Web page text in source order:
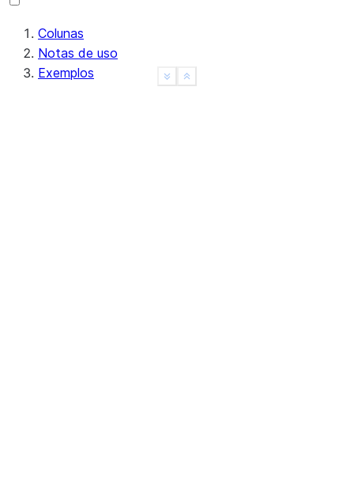
Show less
See more
Colunas
Notas de uso
Exemplos